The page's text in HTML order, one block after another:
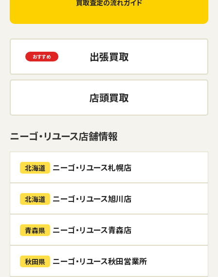
買取査定の流れガイド
出張買取
店頭買取
ニーゴ・リユース店舗情報
北海道 ニーゴ・リユース札幌店
北海道 ニーゴ・リユース旭川店
青森県 ニーゴ・リユース青森店
秋田県 ニーゴ・リユース秋田営業所